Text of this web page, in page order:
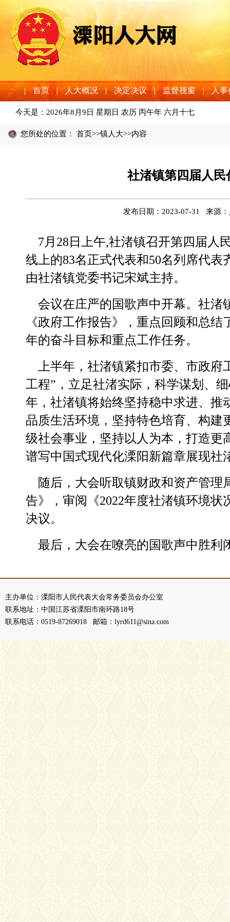
| 首页 | 人大概况 | 决定决议 | 监督视窗 | 人事
今天是： 2026年8月9日 星期日 农历 丙午年 六月十七
您所处的位置： 首页>>镇人大>>内容
社渚镇第四届人
发布日期：2023-07-31 来源
7月 28 日上午,社渚镇召开第四届人
线上的83名正式代表和50名列席代表
由社渚镇党委书记宋斌主持。
会议在庄严的国歌声中开幕。社渚
《政府工作报告》，重点回顾和总结
年的奋斗目标和重点工作任务。
上半年，社渚镇紧扣市委、市政府
工程”，立足社渚实际，科学谋划、
年，社渚镇将始终坚持稳中求进、推
品质生活环境，坚持特色培育、构
级社会事业，坚持以人为本，打造更
谱写中国式现代化溧阳新篇章展现社
随后，大会听取镇财政和资产管理
告》，审阅《2022年度社渚镇环境状
决议。
最后，大会在嘹亮的国歌声中胜利
主办单位：溧阳市人民代表大会常务委员会办公室
联系地址：中国江苏省溧阳市南环路18号
联系电话：0519-87269018 邮箱：lyrd611@sina.com